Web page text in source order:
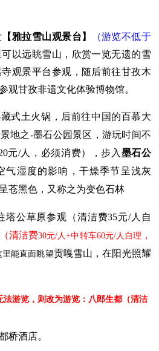
【雅拉雪山观景台】
（游览不低于
以远眺雪山，欣赏一览无遗的雪
寺观景平台参观，随后前往甘孜木
观甘孜非遗文化体验博物馆。
式土火锅，后前往中国的百慕大
地之-墨石公园景区，游玩时间不
元/人，必须消费），步入 墨石公
气湿度的影响，干燥季节呈浅灰
苍黑色，又称之为变色石林
塔公草原参观（清洁费35元/人自
（清洁费30元/人+中转车60元/人自理 ，
里能直面眺望贡嘎雪山，在阳光照耀
法游览，则改为游览：八郎生都（清洁
桥酒店。